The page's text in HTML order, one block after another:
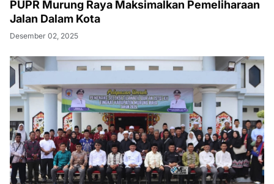
PUPR Murung Raya Maksimalkan Pemeliharaan
Jalan Dalam Kota
Desember 02, 2025